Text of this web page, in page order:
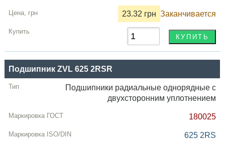
d×D× B
Цена,
Купить
23.32 грн Заканчивается
Подшипник ZVL 625 2RSR
Подшипники радиальные однорядные с
двухсторонним уплотнением
180025
625 2RS